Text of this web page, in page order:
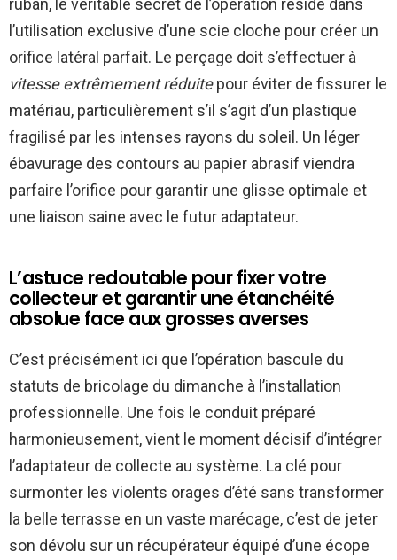
ruban, le véritable secret de l’opération réside dans
l’utilisation exclusive d’une scie cloche pour créer un
orifice latéral parfait. Le perçage doit s’effectuer à
vitesse extrêmement réduitepour éviter de fissurer le
matériau, particulièrement s’il s’agit d’un plastique
fragilisé par les intenses rayons du soleil. Un léger
ébavurage des contours au papier abrasif viendra
parfaire l’orifice pour garantir une glisse optimale et
une liaison saine avec le futur adaptateur.
L’astuce redoutable pour fixer votre
collecteur et garantir une étanchéité
absolue face aux grosses averses
C’est précisément ici que l’opération bascule du
statuts de bricolage du dimanche à l’installation
professionnelle. Une fois le conduit préparé
harmonieusement, vient le moment décisif d’intégrer
l’adaptateur de collecte au système. La clé pour
surmonter les violents orages d’été sans transformer
la belle terrasse en un vaste marécage, c’est de jeter
son dévolu sur un récupérateur équipé d’une écope